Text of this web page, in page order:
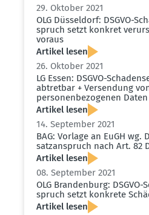
29. Oktober 2021
OLG Düsseldorf: DSGVO-
spruch setzt konkret
voraus
Artikel lesen
26. Oktober 2021
LG Essen: DSGVO-
abtretbar + Versendung
perso­nen­be­zo­genen Daten
Artikel lesen
14. September 2021
BAG: Vorlage an EuGH wg.
satz­an­spruch nach Art. 82
Artikel lesen
08. September 2021
OLG Brandenburg:
spruch setzt konkrete
Artikel lesen